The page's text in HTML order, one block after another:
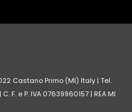
Castano Primo (MI) Italy | Tel.
F. e P. IVA 07639960157 | REA MI